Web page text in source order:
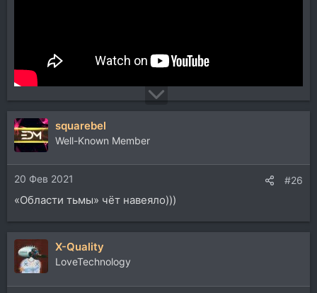
squarebel
Well-Known Member
20 Фев 2021 #26
«Области тьмы» чёт навеяло)))
X-Quality
LoveTechnology